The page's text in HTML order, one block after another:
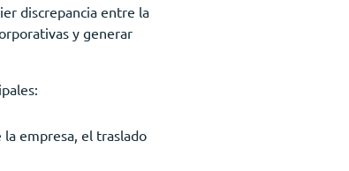
discrepancia entre la
y generar
la empresa, el traslado